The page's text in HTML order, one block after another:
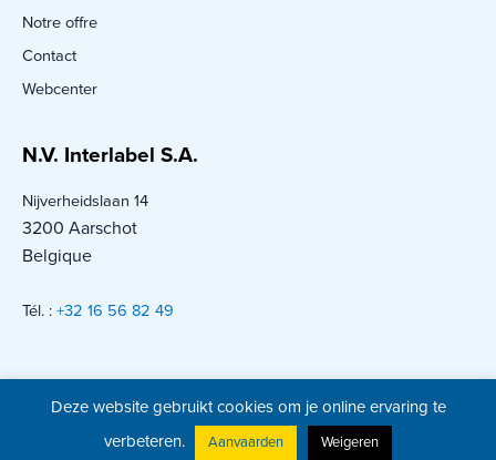
Notre offre
Contact
Webcenter
N.V. Interlabel S.A.
Nijverheidslaan 14
3200 Aarschot
Belgique
Tél. : +32 16 56 82 49
Interlabel S.A. © 2026 – Tous droits réservés –Site web crée par
Deze website gebruikt cookies om je online ervaring te
verbeteren.
Aanvaarden Weigeren